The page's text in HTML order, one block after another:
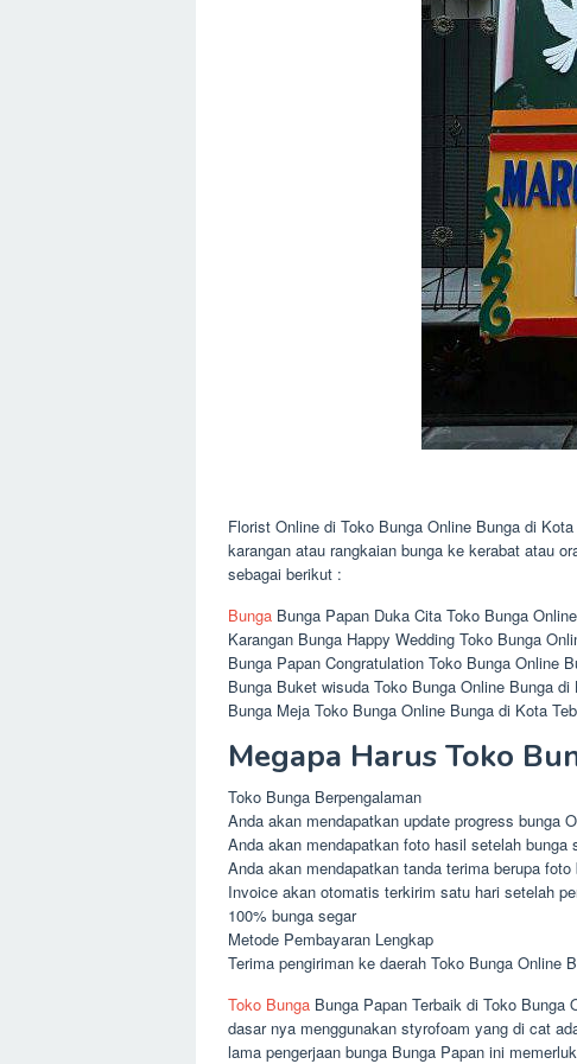
Florist Online di Toko Bunga Online Bunga di
karangan atau rangkaian bunga ke kerabat atau
sebagai berikut :
Bunga Bunga Papan Duka Cita Toko Bunga
Karangan Bunga Happy Wedding Toko Bunga
Bunga Papan Congratulation Toko Bunga Online
Bunga Buket wisuda Toko Bunga Online Bunga di
Bunga Meja Toko Bunga Online Bunga di Kota
Megapa Harus Toko
Toko Bunga Berpengalaman
Anda akan mendapatkan update progress bunga
Anda akan mendapatkan foto hasil setelah bunga
Anda akan mendapatkan tanda terima berupa
Invoice akan otomatis terkirim satu hari setelah
100% bunga segar
Metode Pembayaran Lengkap
Terima pengiriman ke daerah Toko Bunga Online
Toko Bunga Bunga Papan Terbaik di Toko Bunga
dasar nya menggunakan styrofoam yang di cat
lama pengerjaan bunga Bunga Papan ini